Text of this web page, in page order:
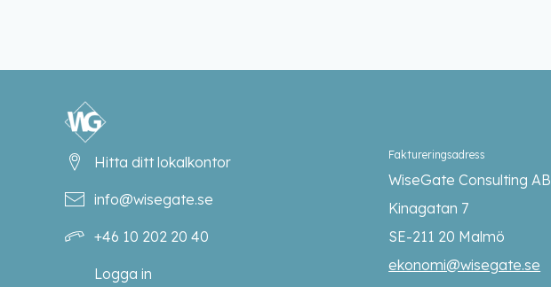
Hitta ditt lokalkontor
info@wisegate.se
+46 10 202 20 40
Logga in
Faktureringsadress
WiseGate Consulting AB
Kinagatan 7
SE-211 20 Malmö
ekonomi@wisegate.se